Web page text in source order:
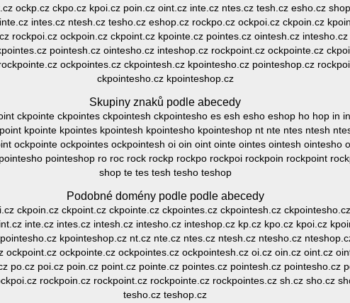
ockp.cz ckpo.cz kpoi.cz poin.cz oint.cz inte.cz ntes.cz tesh.cz esho.cz
intes.cz ntesh.cz tesho.cz eshop.cz rockpo.cz ockpoi.cz ckpoin.cz
rockpoi.cz ockpoin.cz ckpoint.cz kpointe.cz pointes.cz ointesh.cz
pointesh.cz ointesho.cz inteshop.cz rockpoint.cz ockpointe.cz
ockpointes.cz ckpointesh.cz kpointesho.cz pointeshop.cz
ckpointesho.cz kpointeshop.cz
Skupiny znaků podle abecedy
ckpointe ckpointes ckpointesh ckpointesho es esh esho eshop ho hop in
kpointe kpointes kpointesh kpointesho kpointeshop nt nte ntes ntesh
ockpointe ockpointes ockpointesh oi oin oint ointe ointes ointesh ointesho
pointeshop ro roc rock rockp rockpo rockpoi rockpoin rockpoint
shop te tes tesh tesho teshop
Podobné domény podle podle abecedy
ckpoin.cz ckpoint.cz ckpointe.cz ckpointes.cz ckpointesh.cz
inte.cz intes.cz intesh.cz intesho.cz inteshop.cz kp.cz kpo.cz kpoi.cz
kpointeshop.cz nt.cz nte.cz ntes.cz ntesh.cz ntesho.cz
ockpoint.cz ockpointe.cz ockpointes.cz ockpointesh.cz oi.cz oin.cz oint.cz
po.cz poi.cz poin.cz point.cz pointe.cz pointes.cz pointesh.cz pointesho.cz
rockpoin.cz rockpoint.cz rockpointe.cz rockpointes.cz sh.cz sho.cz
tesho.cz teshop.cz